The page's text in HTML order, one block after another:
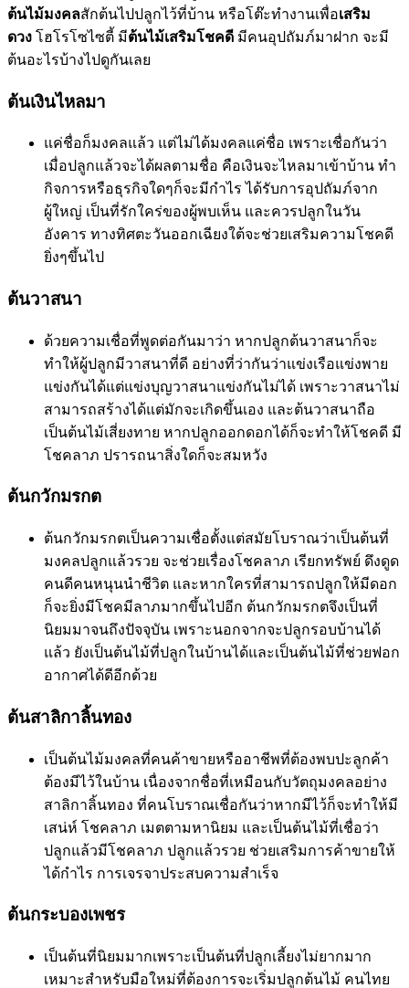
ต้นไม้มงคลสักต้นไปปลูกไว้ที่บ้าน หรือโต๊ะทำงานเพื่อเสริม
ดวง โฮโรโซไซตี้ มีต้นไม้เสริมโชคดี มีคนอุปถัมภ์มาฝาก จะมี
ต้นอะไรบ้างไปดูกันเลย
ต้นเงินไหลมา
แค่ชื่อก็มงคลแล้ว แต่ไม่ได้มงคลแค่ชื่อ เพราะเชื่อกันว่า
เมื่อปลูกแล้วจะได้ผลตามชื่อ คือเงินจะไหลมาเข้าบ้าน ทำ
กิจการหรือธุรกิจใดๆก็จะมีกำไร ได้รับการอุปถัมภ์จาก
ผู้ใหญ่ เป็นที่รักใคร่ของผู้พบเห็น และควรปลูกในวัน
อังคาร ทางทิศตะวันออกเฉียงใต้จะช่วยเสริมความโชคดี
ยิ่งๆขึ้นไป
ต้นวาสนา
ด้วยความเชื่อที่พูดต่อกันมาว่า หากปลูกต้นวาสนาก็จะ
ทำให้ผู้ปลูกมีวาสนาที่ดี อย่างที่ว่ากันว่าแข่งเรือแข่งพาย
แข่งกันได้แต่แข่งบุญวาสนาแข่งกันไม่ได้ เพราะวาสนาไม่
สามารถสร้างได้แต่มักจะเกิดขึ้นเอง และต้นวาสนาถือ
เป็นต้นไม้เสี่ยงทาย หากปลูกออกดอกได้ก็จะทำให้โชคดี มี
โชคลาภ ปรารถนาสิ่งใดก็จะสมหวัง
ต้นกวักมรกต
ต้นกวักมรกตเป็นความเชื่อตั้งแต่สมัยโบราณว่าเป็นต้นที่
มงคลปลูกแล้วรวย จะช่วยเรื่องโชคลาภ เรียกทรัพย์ ดึงดูด
คนดีคนหนุนนำชีวิต และหากใครที่สามารถปลูกให้มีดอก
ก็จะยิ่งมีโชคมีลาภมากขึ้นไปอีก ต้นกวักมรกตจึงเป็นที่
นิยมมาจนถึงปัจจุบัน เพราะนอกจากจะปลูกรอบบ้านได้
แล้ว ยังเป็นต้นไม้ที่ปลูกในบ้านได้และเป็นต้นไม้ที่ช่วยฟอก
อากาศได้ดีอีกด้วย
ต้นสาลิกาลิ้นทอง
เป็นต้นไม้มงคลที่คนค้าขายหรืออาชีพที่ต้องพบปะลูกค้า
ต้องมีไว้ในบ้าน เนื่องจากชื่อที่เหมือนกับวัตถุมงคลอย่าง
สาลิกาลิ้นทอง ที่คนโบราณเชื่อกันว่าหากมีไว้ก็จะทำให้มี
เสน่ห์ โชคลาภ เมตตามหานิยม และเป็นต้นไม้ที่เชื่อว่า
ปลูกแล้วมีโชคลาภ ปลูกแล้วรวย ช่วยเสริมการค้าขายให้
ได้กำไร การเจรจาประสบความสำเร็จ
ต้นกระบองเพชร
เป็นต้นที่นิยมมากเพราะเป็นต้นที่ปลูกเลี้ยงไม่ยากมาก
เหมาะสำหรับมือใหม่ที่ต้องการจะเริ่มปลูกต้นไม้ คนไทย